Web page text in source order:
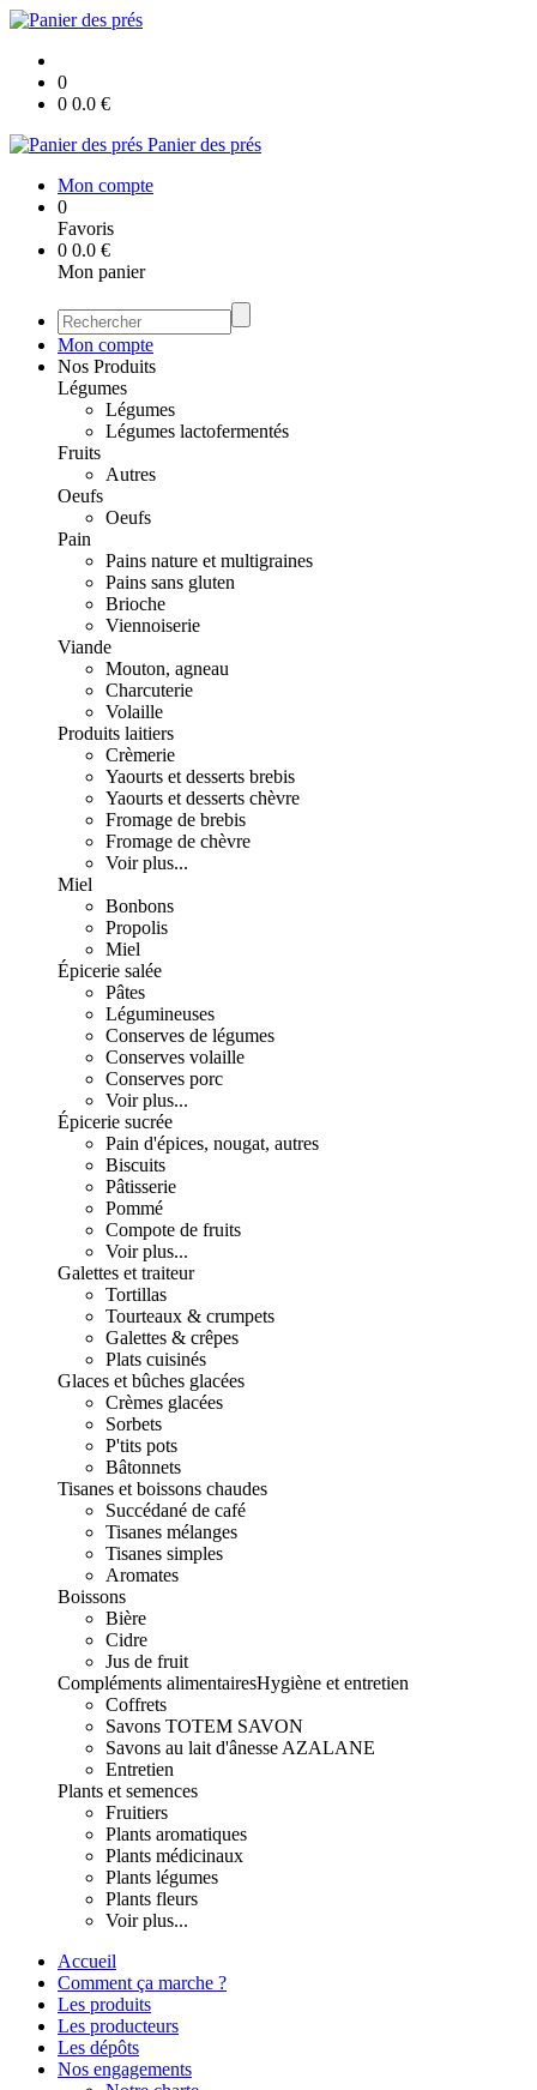
0
0 0.0 €
Panier des prés
Mon compte
0
Favoris
0 0.0 €
Mon panier
Mon compte
Nos Produits
Légumes
Légumes
Légumes lactofermentés
Fruits
Autres
Oeufs
Oeufs
Pain
Pains nature et multigraines
Pains sans gluten
Brioche
Viennoiserie
Viande
Mouton, agneau
Charcuterie
Volaille
Produits laitiers
Crèmerie
Yaourts et desserts brebis
Yaourts et desserts chèvre
Fromage de brebis
Fromage de chèvre
Voir plus...
Miel
Bonbons
Propolis
Miel
Épicerie salée
Pâtes
Légumineuses
Conserves de légumes
Conserves volaille
Conserves porc
Voir plus...
Épicerie sucrée
Pain d'épices, nougat, autres
Biscuits
Pâtisserie
Pommé
Compote de fruits
Voir plus...
Galettes et traiteur
Tortillas
Tourteaux & crumpets
Galettes & crêpes
Plats cuisinés
Glaces et bûches glacées
Crèmes glacées
Sorbets
P'tits pots
Bâtonnets
Tisanes et boissons chaudes
Succédané de café
Tisanes mélanges
Tisanes simples
Aromates
Boissons
Bière
Cidre
Jus de fruit
Compléments alimentairesHygiène et entretien
Coffrets
Savons TOTEM SAVON
Savons au lait d'ânesse AZALANE
Entretien
Plants et semences
Fruitiers
Plants aromatiques
Plants médicinaux
Plants légumes
Plants fleurs
Voir plus...
Accueil
Comment ça marche ?
Les produits
Les producteurs
Les dépôts
Nos engagements